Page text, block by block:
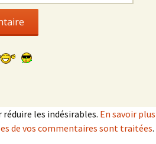
les indésirables. En savoir plus
de vos commentaires sont traitées.